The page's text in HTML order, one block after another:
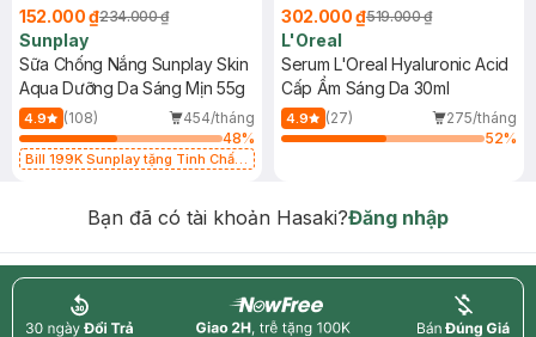
152.000 ₫234.000 ₫
Sunplay
Sữa Chống Nắng Sunplay Skin
Aqua Dưỡng Da Sáng Mịn 55g
4.9 (108)
454/tháng
48%
Bill 199K Sunplay tặng Tinh Chất
302.000 ₫519.000 ₫
L'Oreal
Serum L'Oreal Hyaluronic Acid
Cấp Ẩm Sáng Da 30ml
4.9 (27)
275/tháng
52%
Bạn đã có tài khoản Hasaki?Đăng nhập